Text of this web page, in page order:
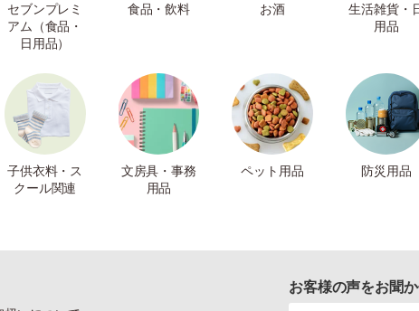
セブンプレミ
アム（食品・
日用品）
食品・飲料 お酒
生活雑貨・
用品
子供衣料・ス
クール関連
文房具・事務
用品
ペット用品 防災用品
お客様の声をお聞